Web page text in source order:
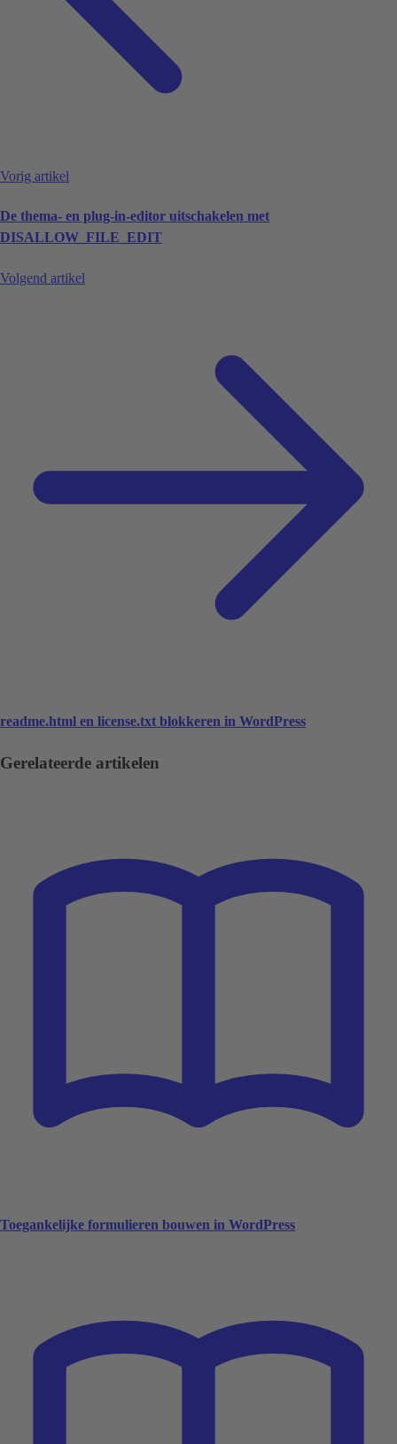
Vorig artikel
De thema- en plug-in-editor uitschakelen met
DISALLOW_FILE_EDIT
Volgend artikel
readme.html en license.txt blokkeren in WordPress
Gerelateerde artikelen
Toegankelijke formulieren bouwen in WordPress